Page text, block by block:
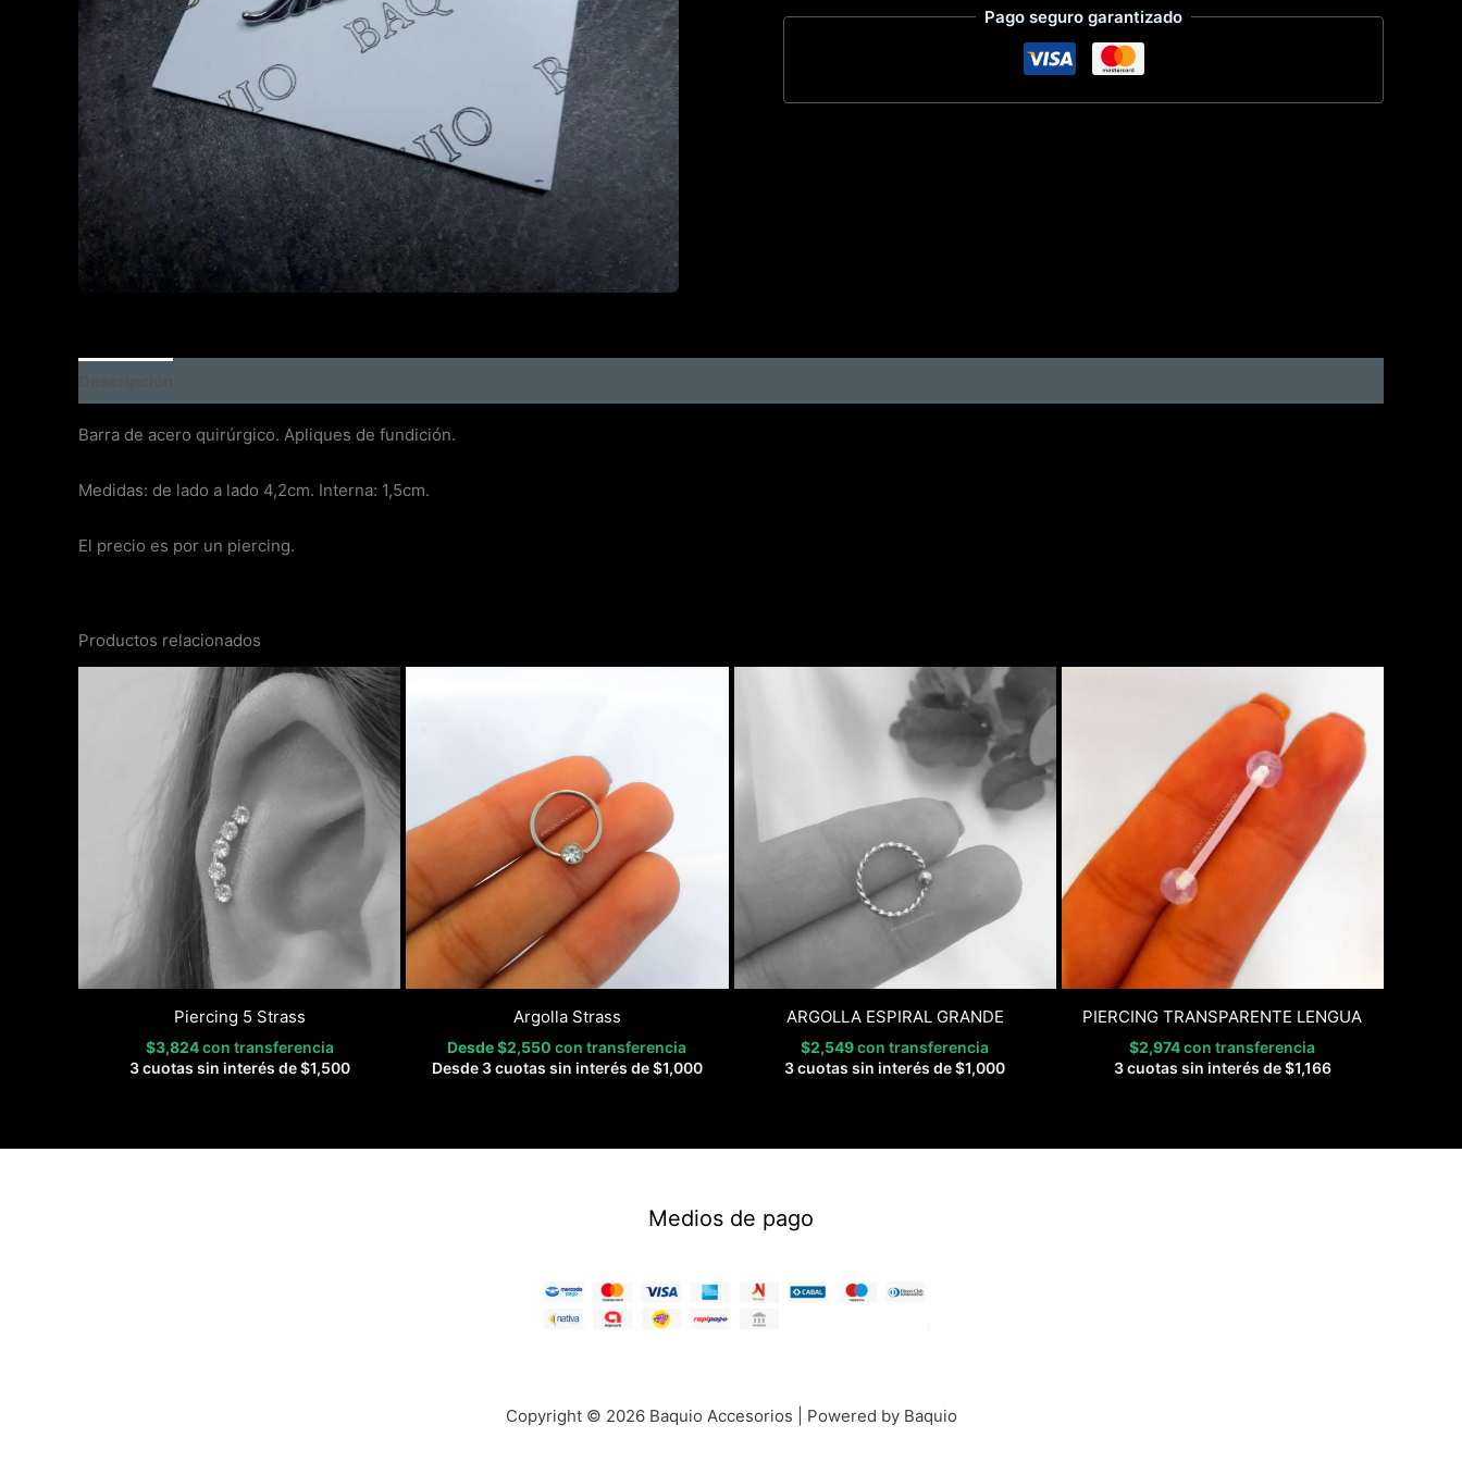
Pago seguro garantizado
Barra de acero quirúrgico. Apliques de fundición.
Medidas: de lado a lado 4,2cm. Interna: 1,5cm.
El precio es por un piercing.
Productos relacionados
Piercing 5 Strass
$3,824con transferencia
3 cuotas sin interés de$1,500
Argolla Strass
Desde$2,550 con transferencia
Desde 3 cuotas sin interés de$1,000
ARGOLLA ESPIRAL GRANDE
$2,549con transferencia
3 cuotas sin interés de$1,000
PIERCING TRANSPARENTE LENGUA
$2,974con transferencia
3 cuotas sin interés de$1,166
Medios de pago
Copyright © 2026 Baquio Accesorios | Powered by Baquio